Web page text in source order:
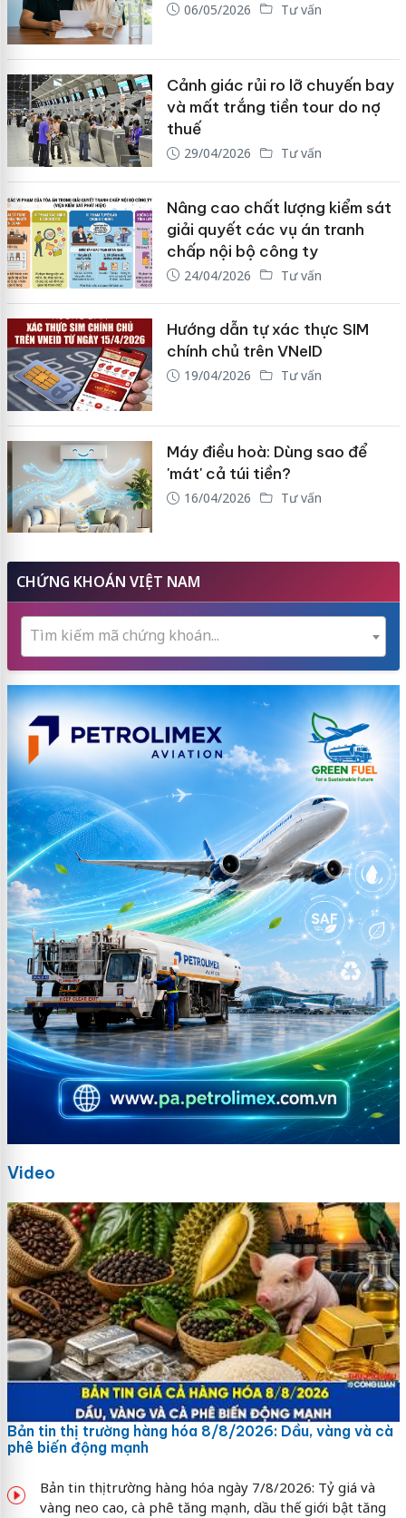
06/05/2026 Tư vấn
Cảnh giác rủi ro lỡ chuyến bay
và mất trắng tiền tour do nợ
thuế
29/04/2026 Tư vấn
Nâng cao chất lượng kiểm sát
giải quyết các vụ án tranh
chấp nội bộ công ty
24/04/2026 Tư vấn
Hướng dẫn tự xác thực SIM
chính chủ trên VNeID
19/04/2026 Tư vấn
Máy điều hoà: Dùng sao để
'mát' cả túi tiền?
16/04/2026 Tư vấn
CHỨNG KHOÁN VIỆT NAM
Tìm kiếm mã chứng khoán...
Video
Bản tin thị trường hàng hóa 8/8/2026: Dầu, vàng và cà
phê biến động mạnh
Bản tin thị trường hàng hóa ngày 7/8/2026: Tỷ giá và
vàng neo cao, cà phê tăng mạnh, dầu thế giới bật tăng